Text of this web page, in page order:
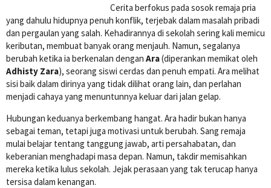
Cerita berfokus pada sosok remaja pria
yang dahulu hidupnya penuh konflik, terjebak dalam masalah pribadi
dan pergaulan yang salah. Kehadirannya di sekolah sering kali memicu
keributan, membuat banyak orang menjauh. Namun, segalanya
berubah ketika ia berkenalan dengan Ara(diperankan memikat oleh
Adhisty Zara), seorang siswi cerdas dan penuh empati. Ara melihat
sisi baik dalam dirinya yang tidak dilihat orang lain, dan perlahan
menjadi cahaya yang menuntunnya keluar dari jalan gelap.
Hubungan keduanya berkembang hangat. Ara hadir bukan hanya
sebagai teman, tetapi juga motivasi untuk berubah. Sang remaja
mulai belajar tentang tanggung jawab, arti persahabatan, dan
keberanian menghadapi masa depan. Namun, takdir memisahkan
mereka ketika lulus sekolah. Jejak perasaan yang tak terucap hanya
tersisa dalam kenangan.